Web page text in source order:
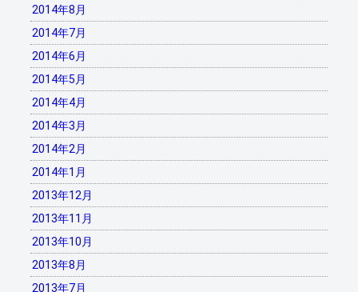
2014年8月
2014年7月
2014年6月
2014年5月
2014年4月
2014年3月
2014年2月
2014年1月
2013年12月
2013年11月
2013年10月
2013年8月
2013年7月